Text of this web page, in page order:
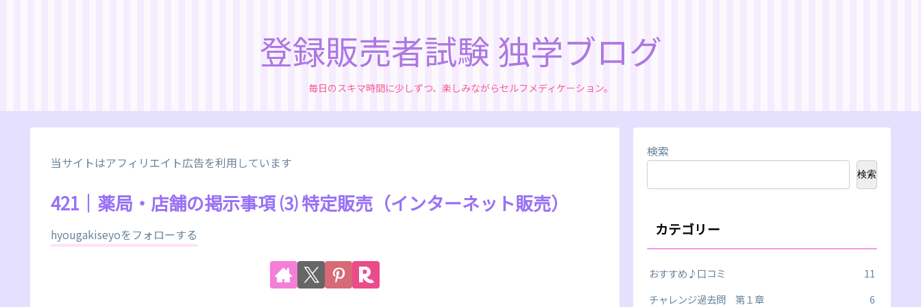
登録販売者試験 独学ブログ
毎日のスキマ時間に少しずつ、楽しみながらセルフメディケーション。
当サイトはアフィリエイト広告を利用しています
421｜薬局・店舗の掲示事項 ⑶ 特定販売（インターネット販売）
hyougakiseyoをフォローする
検索
検索
カテゴリー
おすすめ♪口コミ
11
チャレンジ過去問 第１章
6